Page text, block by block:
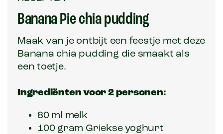
Banana Pie chia pudding
Maak van je ontbijt een feestje met deze
Banana chia pudding die smaakt als
een toetje.
Ingrediënten voor 2 personen:
80 ml melk
100 gram Griekse yoghurt